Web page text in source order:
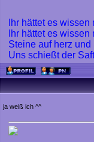
Ihr hättet es wissen
Ihr hättet es wissen
Steine auf herz und
Uns schießt der
ja weiß ich ^^